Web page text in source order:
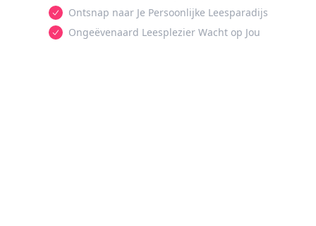
Ontsnap naar Je Persoonlijke Leesparadijs
Ongeëvenaard Leesplezier Wacht op Jou